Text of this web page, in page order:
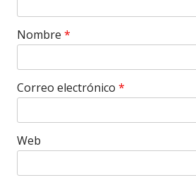
Nombre *
Correo electrónico *
Web